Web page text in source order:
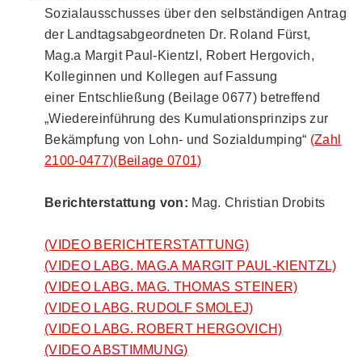
Sozialausschusses über den selbständigen Antrag
der Landtagsabgeordneten Dr. Roland Fürst,
Mag.a Margit Paul-Kientzl, Robert Hergovich,
Kolleginnen und Kollegen auf Fassung
einer Entschließung (Beilage 0677) betreffend
„Wiedereinführung des Kumulationsprinzips zur
Bekämpfung von Lohn- und Sozialdumping“ (Zahl
2100-0477)(Beilage 0701)
Berichterstattung von: Mag. Christian Drobits
(VIDEO BERICHTERSTATTUNG)
(VIDEO LABG. MAG.A MARGIT PAUL-KIENTZL)
(VIDEO LABG. MAG. THOMAS STEINER)
(VIDEO LABG. RUDOLF SMOLEJ)
(VIDEO LABG. ROBERT HERGOVICH)
(VIDEO ABSTIMMUNG)